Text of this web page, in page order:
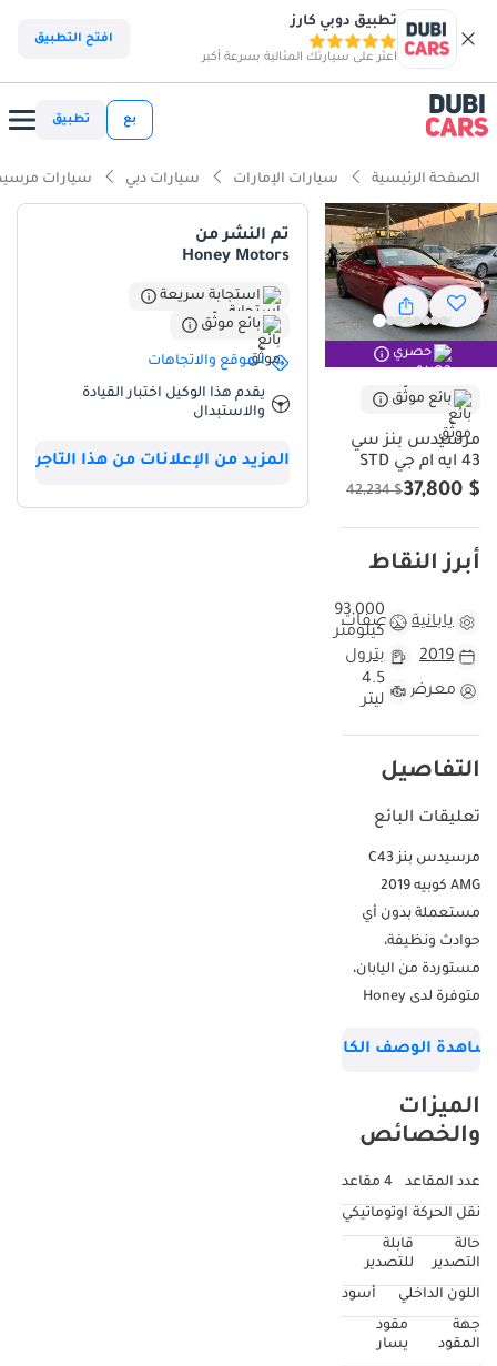
تطبيق دوبي كارز
اعثر على سيارتك المثالية بسرعة أكبر
افتح التطبيق
بع تطبيق
الصفحة الرئيسية سيارات الإمارات سيارات دبي سيارات
حصري
بائع موثّق
مرسيدس بنز سي
43 ايه ام جي STD
$ 37,800
$ 42,234
أبرز النقاط
يابانية مواصفات
93,000
كيلومتر
2019
بترول
معرض
4.5
ليتر
التفاصيل
تعليقات البائع
مرسيدس بنز C43
AMG كوبيه 2019
مستعملة بدون أي
حوادث ونظيفة،
مستوردة من اليابان،
متوفرة لدى Honey
الوصف الكامل
الميزات
والخصائص
عدد المقاعد
4 مقاعد
نقل الحركة اوتوماتيكي
حالة
التصدير
قابلة
للتصدير
اللون الداخلي
أسود
جهة
المقود
مقود
يسار
تم النشر من
Honey Motors
استجابة سريعة
بائع موثّق
الموقع والاتجاهات
يقدم هذا الوكيل اختبار القيادة
والاستبدال
المزيد من الإعلانات من هذا التاجر